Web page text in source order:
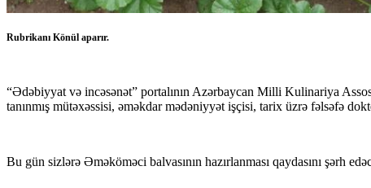
Rubrikanı Könül aparır.
“Ədəbiyyat və incəsənət” portalının Azərbaycan Milli Kulinariya
tanınmış mütəxəssisi, əməkdar mədəniyyət işçisi, tarix üzrə fəlsəfə
Bu gün sizlərə Əməköməci balvasının hazırlanması qaydasını şərh